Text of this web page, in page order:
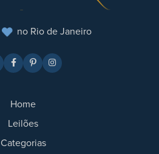
no Rio de Janeiro
Home
Leilões
Categorias